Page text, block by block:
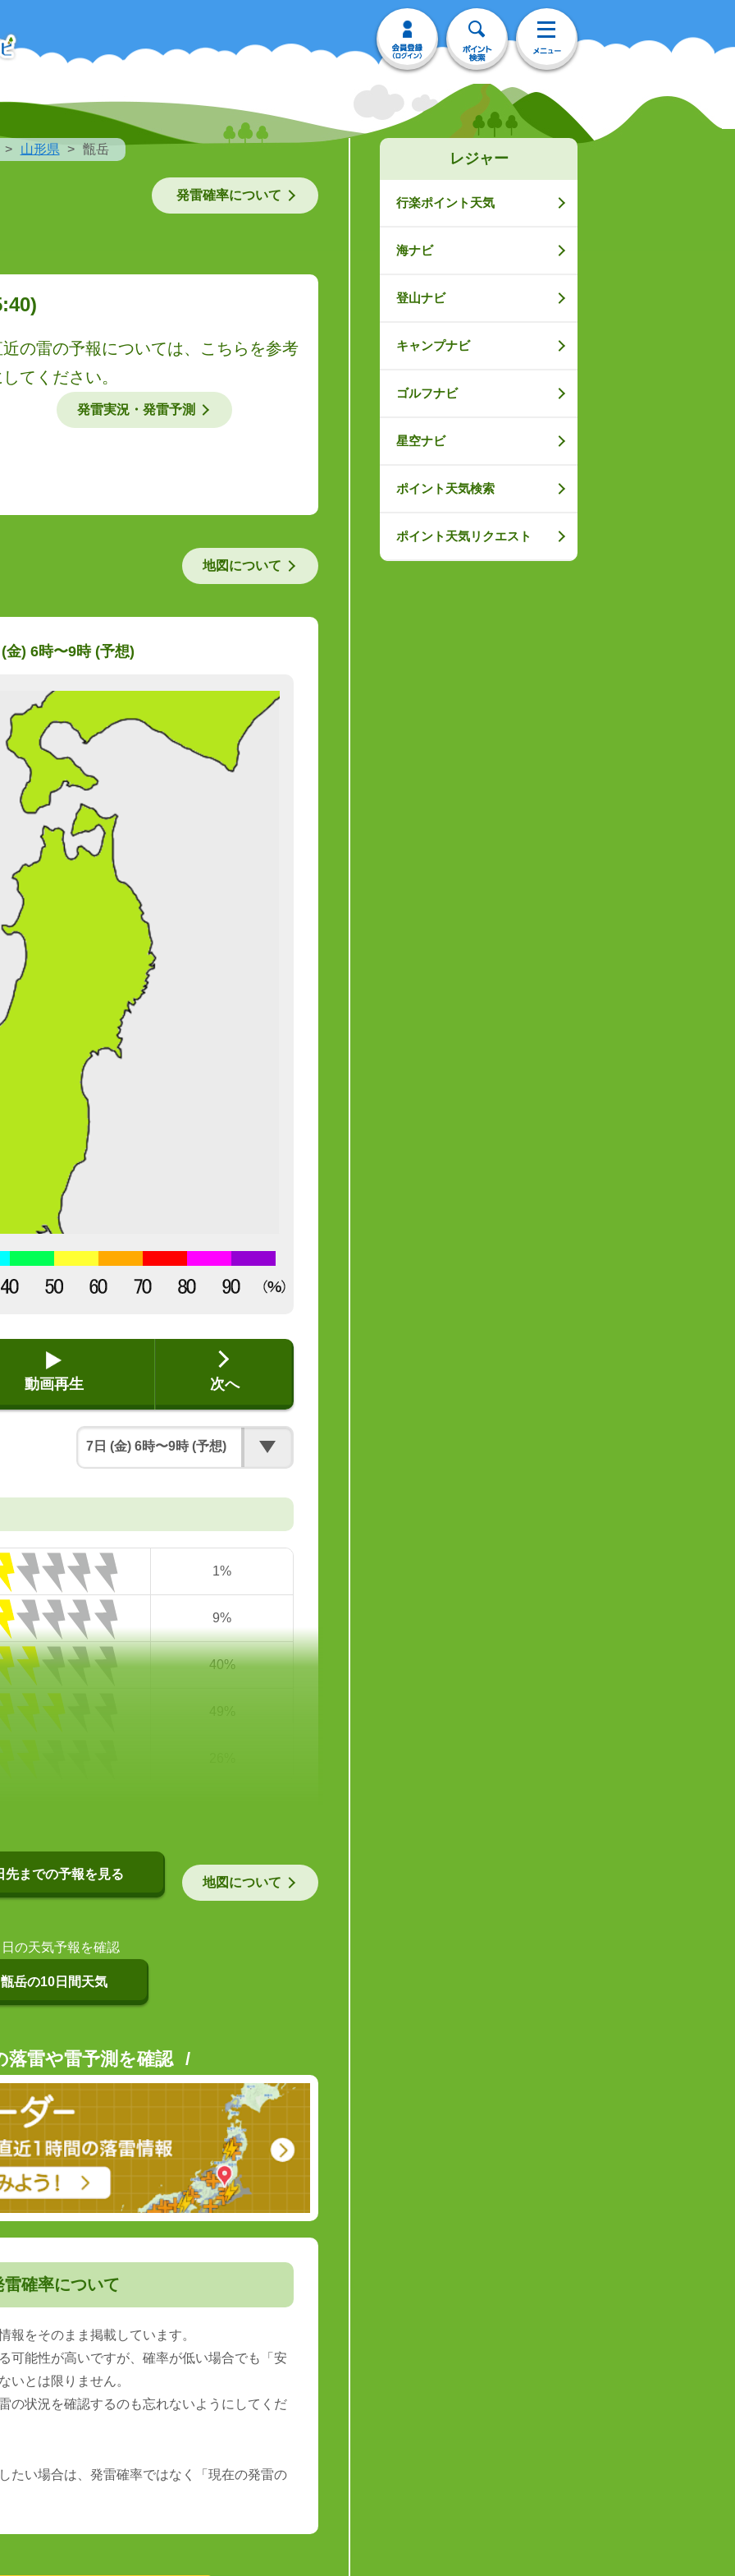
山形県 甑岳
発雷確率について
近の雷の予報については、こちらを参考
てください。
発雷実況・発雷予測
地図について
金) 6時〜9時 (予想)
動画再生 次へ
1%
9%
40%
地図について
先までの予報を見る
の天気予報を確認
甑岳の10日間天気
落雷や雷予測を確認
雷確率について
報をそのまま掲載しています。
可能性が高いですが、確率が低い場合でも「安
いとは限りません。
の状況を確認するのも忘れないようにしてくだ
たい場合は、発雷確率ではなく「現在の発雷の
レジャー
行楽ポイント天気
海ナビ
登山ナビ
キャンプナビ
ゴルフナビ
星空ナビ
ポイント天気検索
ポイント天気リクエスト